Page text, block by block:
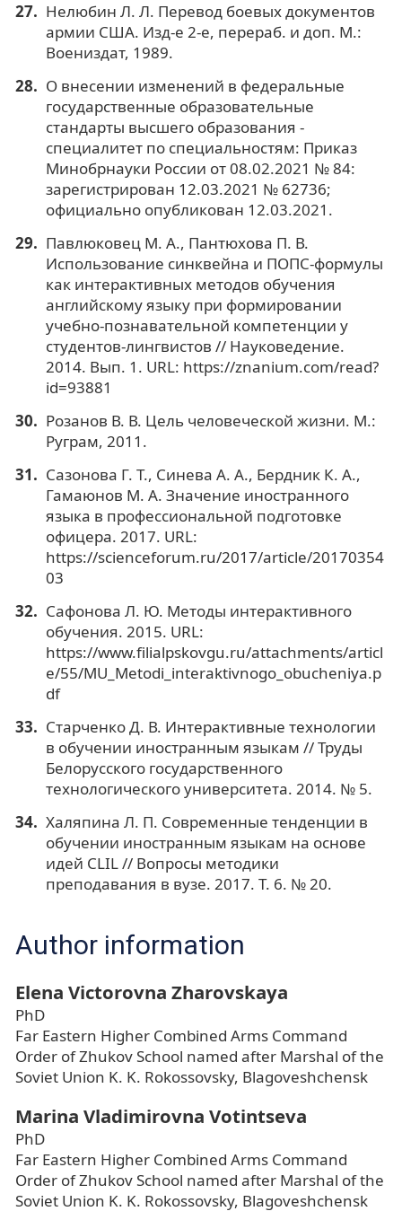
Нелюбин Л. Л. Перевод боевых документов
армии США. Изд-е 2-е, перераб. и доп. М.:
Воениздат, 1989.
О внесении изменений в федеральные
государственные образовательные
стандарты высшего образования -
специалитет по специальностям: Приказ
Минобрнауки России от 08.02.2021 № 84:
зарегистрирован 12.03.2021 № 62736;
официально опубликован 12.03.2021.
Павлюковец М. А., Пантюхова П. В.
Использование синквейна и ПОПС-формулы
как интерактивных методов обучения
английскому языку при формировании
учебно-познавательной компетенции у
студентов-лингвистов // Науковедение.
2014. Вып. 1. URL: https://znanium.com/read?
id=93881
Розанов В. В. Цель человеческой жизни. М.:
Руграм, 2011.
Сазонова Г. Т., Синева А. А., Бердник К. А.,
Гамаюнов М. А. Значение иностранного
языка в профессиональной подготовке
офицера. 2017. URL:
https://scienceforum.ru/2017/article/20170354
03
Сафонова Л. Ю. Методы интерактивного
обучения. 2015. URL:
https://www.filialpskovgu.ru/attachments/articl
e/55/MU_Metodi_interaktivnogo_obucheniya.p
df
Старченко Д. В. Интерактивные технологии
в обучении иностранным языкам // Труды
Белорусского государственного
технологического университета. 2014. № 5.
Халяпина Л. П. Современные тенденции в
обучении иностранным языкам на основе
идей CLIL // Вопросы методики
преподавания в вузе. 2017. Т. 6. № 20.
Author information
Elena Victorovna Zharovskaya
PhD
Far Eastern Higher Combined Arms Command
Order of Zhukov School named after Marshal of the
Soviet Union K. K. Rokossovsky, Blagoveshchensk
Marina Vladimirovna Votintseva
PhD
Far Eastern Higher Combined Arms Command
Order of Zhukov School named after Marshal of the
Soviet Union K. K. Rokossovsky, Blagoveshchensk